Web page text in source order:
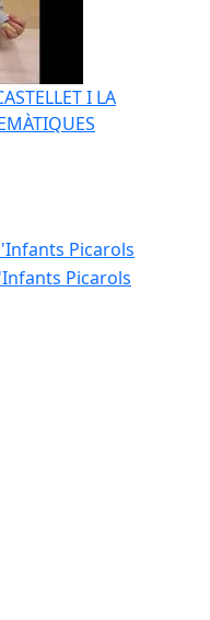
I LA
Picarols
Picarols